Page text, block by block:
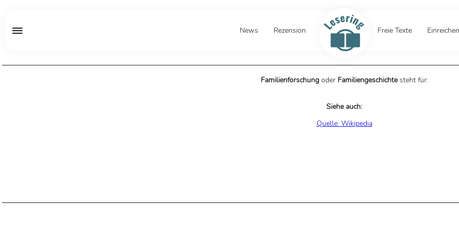
News Rezension Freie Texte Einreichen
Familienforschungoder Familiengeschichtesteht für:
Siehe auch:
Quelle: Wikipedia